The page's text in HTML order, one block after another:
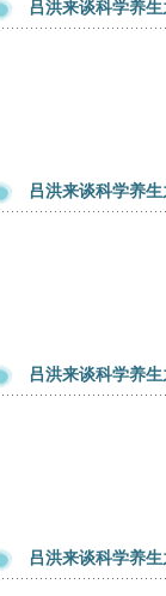
吕洪来谈科学养
吕洪来谈科学养
吕洪来谈科学养
吕洪来谈科学养